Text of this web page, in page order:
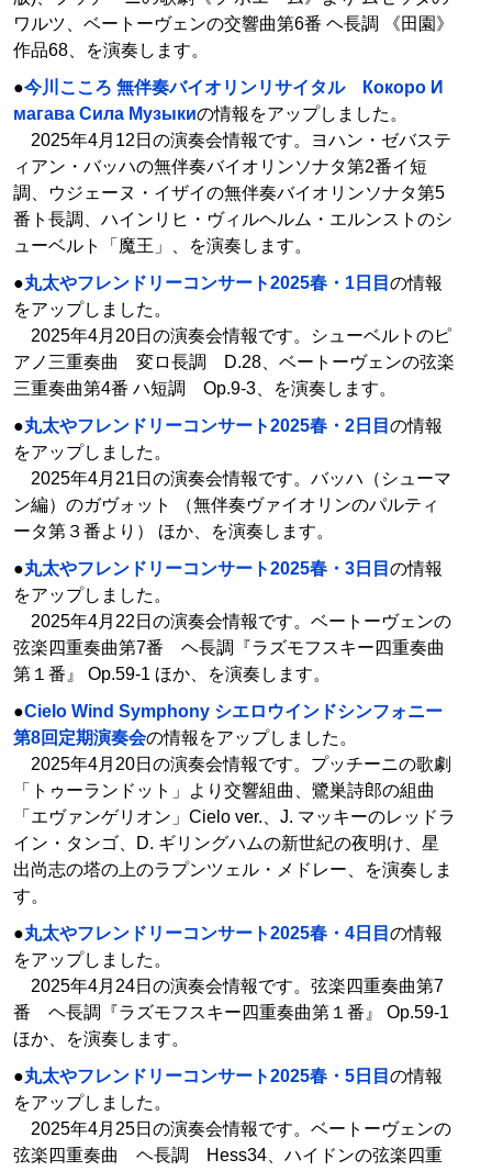
ワルツ、ベートーヴェンの交響曲第6番 ヘ長調 《田園》
作品68、を演奏します。
●今川こころ 無伴奏バイオリンリサイタル Кокоро И
магава Сила Mузыкиの情報をアップしました。
2025年4月12日の演奏会情報です。ヨハン・ゼバステ
ィアン・バッハの無伴奏バイオリンソナタ第2番イ短
調、ウジェーヌ・イザイの無伴奏バイオリンソナタ第5
番ト長調、ハインリヒ・ヴィルヘルム・エルンストのシ
ューベルト「魔王」、を演奏します。
●丸太やフレンドリーコンサート2025春・1日目 の情報
をアップしました。
2025年4月20日の演奏会情報です。シューベルトのピ
アノ三重奏曲 変ロ長調 D.28、ベートーヴェンの弦楽
三重奏曲第4番 ハ短調 Op.9-3、を演奏します。
●丸太やフレンドリーコンサート2025春・2日目 の情報
をアップしました。
2025年4月21日の演奏会情報です。バッハ（シューマ
ン編）のガヴォット （無伴奏ヴァイオリンのパルティ
ータ第３番より） ほか、を演奏します。
●丸太やフレンドリーコンサート2025春・3日目 の情報
をアップしました。
2025年4月22日の演奏会情報です。ベートーヴェンの
弦楽四重奏曲第7番 ヘ長調『ラズモフスキー四重奏曲
第１番』 Op.59-1 ほか、を演奏します。
●Cielo Wind Symphony シエロウインドシンフォニー
第8回定期演奏会の情報をアップしました。
2025年4月20日の演奏会情報です。プッチーニの歌劇
「トゥーランドット」より交響組曲、鷺巣詩郎の組曲
「エヴァンゲリオン」Cielo ver.、J. マッキーのレッドラ
イン・タンゴ、D. ギリングハムの新世紀の夜明け、星
出尚志の塔の上のラプンツェル・メドレー、を演奏しま
す。
●丸太やフレンドリーコンサート2025春・4日目 の情報
をアップしました。
2025年4月24日の演奏会情報です。弦楽四重奏曲第7
番 ヘ長調『ラズモフスキー四重奏曲第１番』 Op.59-1
ほか、を演奏します。
●丸太やフレンドリーコンサート2025春・5日目 の情報
をアップしました。
2025年4月25日の演奏会情報です。ベートーヴェンの
弦楽四重奏曲 ヘ長調 Hess34、ハイドンの弦楽四重